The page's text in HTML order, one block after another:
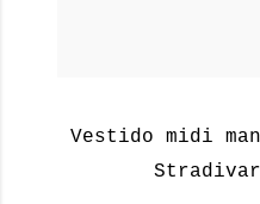
Vestido midi